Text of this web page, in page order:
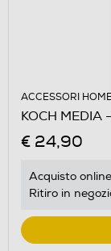
ACCESSORI
KOCH
€ 24,90
Acquisto
Ritiro in